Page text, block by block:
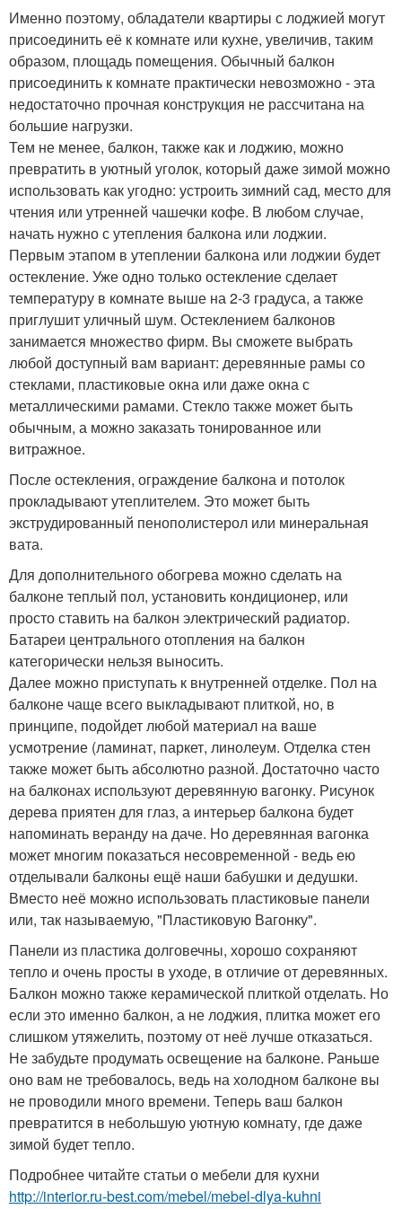
Именно поэтому, обладатели квартиры с лоджией могут
присоединить её к комнате или кухне, увеличив, таким
образом, площадь помещения. Обычный балкон
присоединить к комнате практически невозможно - эта
недостаточно прочная конструкция не рассчитана на
большие нагрузки.
Тем не менее, балкон, также как и лоджию, можно
превратить в уютный уголок, который даже зимой можно
использовать как угодно: устроить зимний сад, место для
чтения или утренней чашечки кофе. В любом случае,
начать нужно с утепления балкона или лоджии.
Первым этапом в утеплении балкона или лоджии будет
остекление. Уже одно только остекление сделает
температуру в комнате выше на 2-3 градуса, а также
приглушит уличный шум. Остеклением балконов
занимается множество фирм. Вы сможете выбрать
любой доступный вам вариант: деревянные рамы со
стеклами, пластиковые окна или даже окна с
металлическими рамами. Стекло также может быть
обычным, а можно заказать тонированное или
витражное.
После остекления, ограждение балкона и потолок
прокладывают утеплителем. Это может быть
экструдированный пенополистерол или минеральная
вата.
Для дополнительного обогрева можно сделать на
балконе теплый пол, установить кондиционер, или
просто ставить на балкон электрический радиатор.
Батареи центрального отопления на балкон
категорически нельзя выносить.
Далее можно приступать к внутренней отделке. Пол на
балконе чаще всего выкладывают плиткой, но, в
принципе, подойдет любой материал на ваше
усмотрение (ламинат, паркет, линолеум. Отделка стен
также может быть абсолютно разной. Достаточно часто
на балконах используют деревянную вагонку. Рисунок
дерева приятен для глаз, а интерьер балкона будет
напоминать веранду на даче. Но деревянная вагонка
может многим показаться несовременной - ведь ею
отделывали балконы ещё наши бабушки и дедушки.
Вместо неё можно использовать пластиковые панели
или, так называемую, "Пластиковую Вагонку".
Панели из пластика долговечны, хорошо сохраняют
тепло и очень просты в уходе, в отличие от деревянных.
Балкон можно также керамической плиткой отделать. Но
если это именно балкон, а не лоджия, плитка может его
слишком утяжелить, поэтому от неё лучше отказаться.
Не забудьте продумать освещение на балконе. Раньше
оно вам не требовалось, ведь на холодном балконе вы
не проводили много времени. Теперь ваш балкон
превратится в небольшую уютную комнату, где даже
зимой будет тепло.
Подробнее читайте статьи о мебели для кухни
http://interior.ru-best.com/mebel/mebel-dlya-kuhni